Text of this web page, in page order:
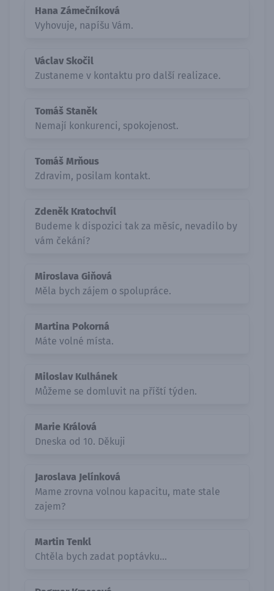
Hana Zámečníková
Vyhovuje, napíšu Vám.
Václav Skočil
Zustaneme v kontaktu pro další realizace.
Tomáš Staněk
Nemají konkurenci, spokojenost.
Tomáš Mrňous
Zdravim, posilam kontakt.
Zdeněk Kratochvíl
Budeme k dispozici tak za měsíc, nevadilo by
vám čekání?
Miroslava Giňová
Měla bych zájem o spolupráce.
Martina Pokorná
Máte volné místa.
Miloslav Kulhánek
Můžeme se domluvit na příští týden.
Marie Králová
Dneska od 10. Děkuji
Jaroslava Jelínková
Mame zrovna volnou kapacitu, mate stale
zajem?
Martin Tenkl
Chtěla bych zadat poptávku...